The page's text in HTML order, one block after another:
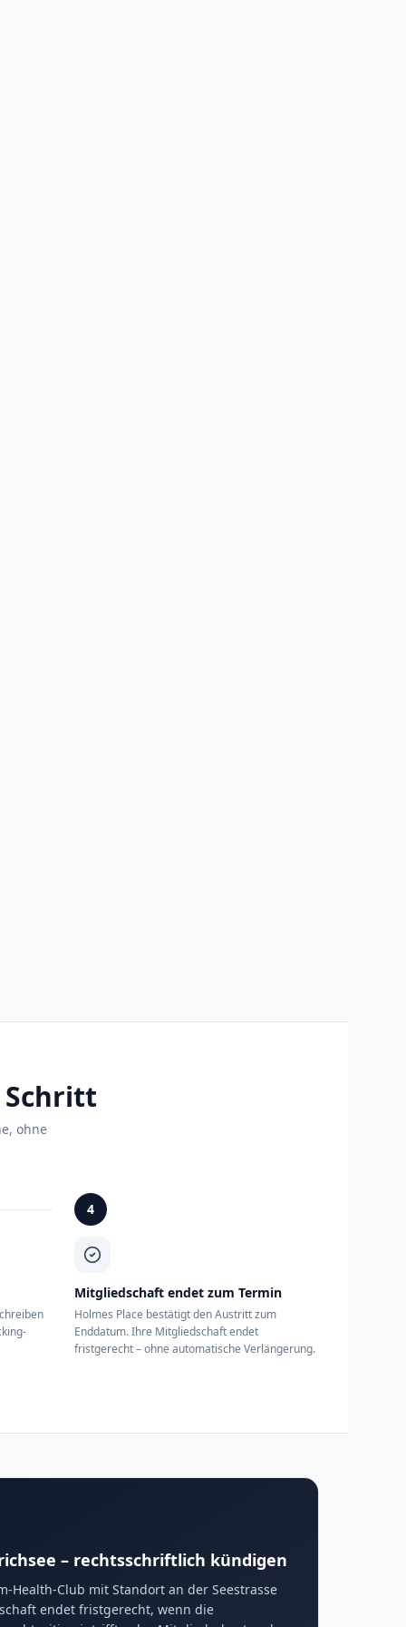
ohne
4
Mitgliedschaft endet zum Termin
Holmes Place bestätigt den Austritt zum
Enddatum. Ihre Mitgliedschaft endet
fristgerecht – ohne automatische Verlängerung.
– rechtsschriftlich kündigen
Health-Club mit Standort an der Seestrasse
endet fristgerecht, wenn die